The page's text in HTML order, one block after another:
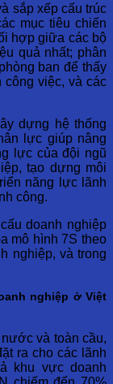
sắp xếp cấu trúc
mục tiêu chiến
hợp giữa các bộ
quả nhất; phân
ban để thấy
công việc, và các
dựng hệ thống
lực giúp nâng
lực của đội ngũ
tạo dựng môi
năng lực lãnh
công.
doanh nghiệp
mô hình 7S theo
nghiệp, và trong
nghiệp ở Việt
và toàn cầu,
ra cho các lãnh
khu vực doanh